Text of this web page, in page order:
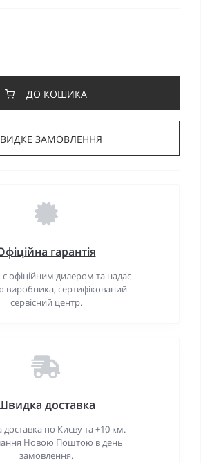
ДО КОШИКА
ЗАМОВЛЕННЯ
гарантія
є офіційним дилером та надає
виробника, сертифікований
сервісний центр.
доставка
доставка по Києву та +10 км.
Новою Поштою в день
замовлення.